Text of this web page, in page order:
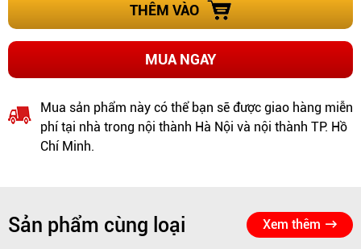
THÊM VÀO
MUA NGAY
Mua sản phẩm này có thể bạn sẽ được giao hàng miễn
phí tại nhà trong nội thành Hà Nội và nội thành TP. Hồ
Chí Minh.
Sản phẩm cùng loại Xem thêm